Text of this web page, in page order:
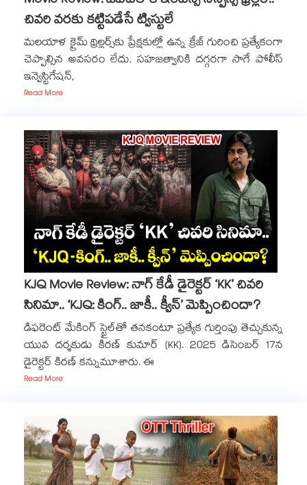
చివరి వరకు కట్టిపడేసే ట్విస్టులే
మలయాళ క్రైమ్ థ్రిల్లర్స్‌కు ప్రేక్షకుల్లో ఉన్న క్రేజ్ గురించి ప్రత్యేకంగా
చెప్పాల్సిన అవసరం లేదు. సహజత్వానికి దగ్గరగా సాగే పోలీస్
ఇన్వెస్టిగేషన్,
Read More
KJQ Movie Review: నాగ్ కేడీ డైరెక్టర్ ‘KK’ చివరి
సినిమా.. ‘KJQ: కింగ్.. జాకీ.. క్వీన్’ మెప్పించిందా?
డిఫరెంట్ మేకింగ్ స్టైల్‌తో తనకంటూ ప్రత్యేక గుర్తింపు తెచ్చుకున్న
యువ దర్శకుడు కిరణ్ కుమార్ (KK). 2025 డిసెంబర్ 17న
డైరెక్టర్ కిరణ్ కన్నుమూశారు. ఈ
Read More